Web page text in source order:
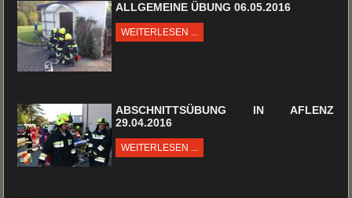
ALLGEMEINE ÜBUNG 06.05.2016
WEITERLESEN ...
ABSCHNITTSÜBUNG IN AFLENZ
29.04.2016
WEITERLESEN ...